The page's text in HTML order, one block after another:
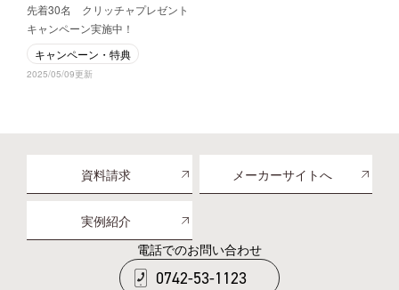
先着30名 クリッチャプレゼント
キャンペーン実施中！
キャンペーン・特典
2025/05/09更新
資料請求 メーカーサイトへ
実例紹介
電話でのお問い合わせ
0742-53-1123